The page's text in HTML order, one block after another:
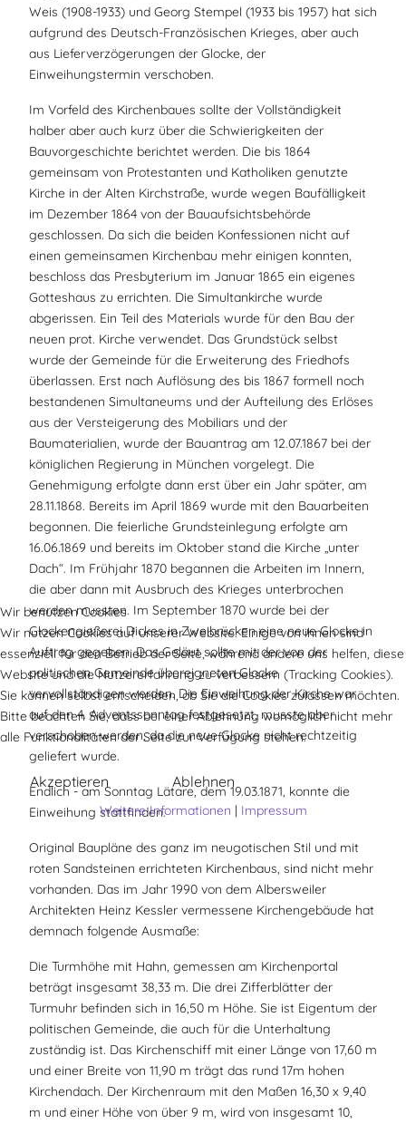
Weis (1908-1933) und Georg Stempel (1933 bis 1957) hat sich
aufgrund des Deutsch-Französischen Krieges, aber auch
aus Lieferverzögerungen der Glocke, der
Einweihungstermin verschoben.
Im Vorfeld des Kirchenbaues sollte der Vollständigkeit
halber aber auch kurz über die Schwierigkeiten der
Bauvorgeschichte berichtet werden. Die bis 1864
gemeinsam von Protestanten und Katholiken genutzte
Kirche in der Alten Kirchstraße, wurde wegen Baufälligkeit
im Dezember 1864 von der Bauaufsichtsbehörde
geschlossen. Da sich die beiden Konfessionen nicht auf
einen gemeinsamen Kirchenbau mehr einigen konnten,
beschloss das Presbyterium im Januar 1865 ein eigenes
Gotteshaus zu errichten. Die Simultankirche wurde
abgerissen. Ein Teil des Materials wurde für den Bau der
neuen prot. Kirche verwendet. Das Grundstück selbst
wurde der Gemeinde für die Erweiterung des Friedhofs
überlassen. Erst nach Auflösung des bis 1867 formell noch
bestandenen Simultaneums und der Aufteilung des Erlöses
aus der Versteigerung des Mobiliars und der
Baumaterialien, wurde der Bauantrag am 12.07.1867 bei der
königlichen Regierung in München vorgelegt. Die
Genehmigung erfolgte dann erst über ein Jahr später, am
28.11.1868. Bereits im April 1869 wurde mit den Bauarbeiten
begonnen. Die feierliche Grundsteinlegung erfolgte am
16.06.1869 und bereits im Oktober stand die Kirche „unter
Dach“. Im Frühjahr 1870 begannen die Arbeiten im Innern,
die aber dann mit Ausbruch des Krieges unterbrochen
werden mussten. Im September 1870 wurde bei der
Glockengießerei Dickes in Zweibrücken eine neue Glocke in
Auftrag gegeben. Das Geläut sollte mit der von der
politischen Gemeinde übereigneten Glocke
vervollständigen werden. Die Einweihung der Kirche war
auf den 4. Adventssonntag festgesetzt, musste aber
verschoben werden, da die neue Glocke nicht rechtzeitig
geliefert wurde.
Endlich - am Sonntag Lätare, dem 19.03.1871, konnte die
Einweihung stattfinden.
Original Baupläne des ganz im neugotischen Stil und mit
roten Sandsteinen errichteten Kirchenbaus, sind nicht mehr
vorhanden. Das im Jahr 1990 von dem Albersweiler
Architekten Heinz Kessler vermessene Kirchengebäude hat
demnach folgende Ausmaße:
Die Turmhöhe mit Hahn, gemessen am Kirchenportal
beträgt insgesamt 38,33 m. Die drei Zifferblätter der
Turmuhr befinden sich in 16,50 m Höhe. Sie ist Eigentum der
politischen Gemeinde, die auch für die Unterhaltung
zuständig ist. Das Kirchenschiff mit einer Länge von 17,60 m
und einer Breite von 11,90 m trägt das rund 17m hohen
Kirchendach. Der Kirchenraum mit den Maßen 16,30 x 9,40
m und einer Höhe von über 9 m, wird von insgesamt 10,
Wir benutzen Cookies
Wir nutzen Cookies auf unserer Website. Einige von ihnen sind
essenziell für den Betrieb der Seite, während andere uns helfen, diese
Website und die Nutzererfahrung zu verbessern (Tracking Cookies).
Sie können selbst entscheiden, ob Sie die Cookies zulassen möchten.
Bitte beachten Sie, dass bei einer Ablehnung womöglich nicht mehr
alle Funktionalitäten der Seite zur Verfügung stehen.
Akzeptieren Ablehnen
Weitere Informationen | Impressum